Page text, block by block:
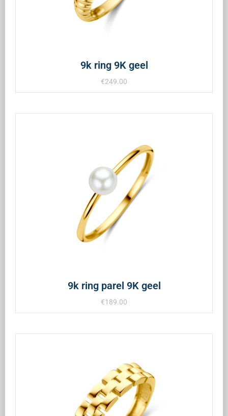
9k ring 9K geel
€249.00
9k ring parel 9K geel
€189.00